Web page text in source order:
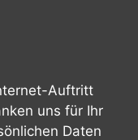
Auftritt
uns für Ihr
Daten